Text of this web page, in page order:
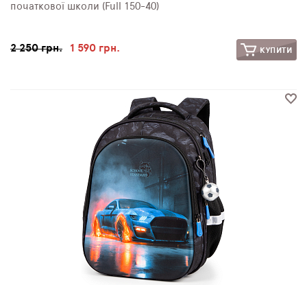
початкової школи (Full 150-40)
2 250 грн. 1 590 грн. КУПИТИ